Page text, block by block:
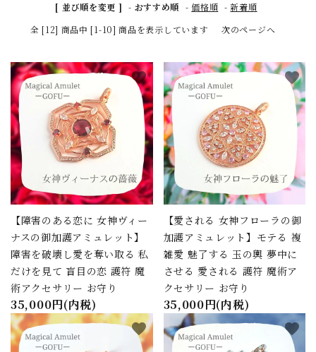
[ 並び順を変更 ] - おすすめ順 -価格順 -新着順
全 [12] 商品中 [1-10] 商品を表示しています
次のページへ
【障害のある恋に 女神ヴィー
ナスの御加護アミュレット】
障害を破壊し愛を奪い取る 私
だけを見て 盲目の恋 護符 魔
術アクセサリー お守り
35,000円(内税)
favorite
【愛される 女神フローラの御
加護アミュレット】モテる 複
雑愛 魅了する 玉の輿 夢中に
させる 愛される 護符 魔術ア
クセサリー お守り
35,000円(内税)
favorite
favorite favorite